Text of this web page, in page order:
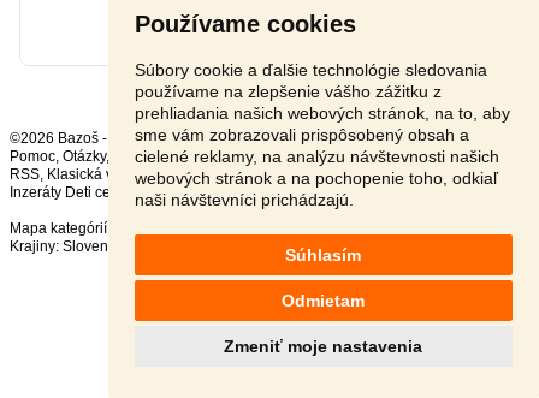
Používame cookies
Súbory cookie a ďalšie technológie sledovania
používame na zlepšenie vášho zážitku z
prehliadania našich webových stránok, na to, aby
sme vám zobrazovali prispôsobený obsah a
cielené reklamy, na analýzu návštevnosti našich
webových stránok a na pochopenie toho, odkiaľ
naši návštevníci prichádzajú.
Súhlasím
Odmietam
Zmeniť moje nastavenia
©2026 Bazoš -
Inzercia, bazár
Pomoc, Otázky, Hodnotenie ,Kontakt, Reklama,Podmienky,Ochrana údajov
RSS,
Inzeráty Deti celkom:
79823 , za 24 hodín: 2131
Mapa kategórií
Krajiny: Slovensko Poľsko , Rakúsko